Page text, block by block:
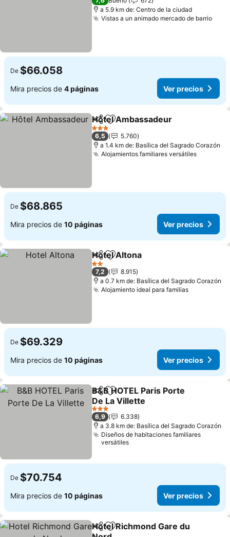
a 5.9 km de: Centro de la ciudad
Vistas a un animado mercado de barrio
De $66.058
Mira precios de 4 páginas Ver precios
CompartirAgregar a favoritos
Hôtel Ambassadeur
3 Estrellas
6,5
5.760
a 1.4 km de: Basílica del Sagrado Corazón
Alojamientos familiares versátiles
De $68.865
Mira precios de 10 páginas Ver precios
CompartirAgregar a favoritos
Hotel Altona
2 Estrellas
7,2
8.915
a 0.7 km de: Basílica del Sagrado Corazón
Alojamiento ideal para familias
De $69.329
Mira precios de 10 páginas Ver precios
CompartirAgregar a favoritos
B&B HOTEL Paris Porte
De La Villette
3 Estrellas
6,9
6.338
a 3.8 km de: Basílica del Sagrado Corazón
Diseños de habitaciones familiares
versátiles
De $70.754
Mira precios de 10 páginas Ver precios
CompartirAgregar a favoritos
Hotel Richmond Gare du